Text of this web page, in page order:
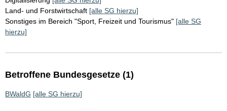
Land- und Forstwirtschaft [alle SG hierzu]
Sonstiges im Bereich "Sport, Freizeit und Tourismus" [alle SG
hierzu]
Betroffene Bundesgesetze (1)
BWaldG [alle SG hierzu]